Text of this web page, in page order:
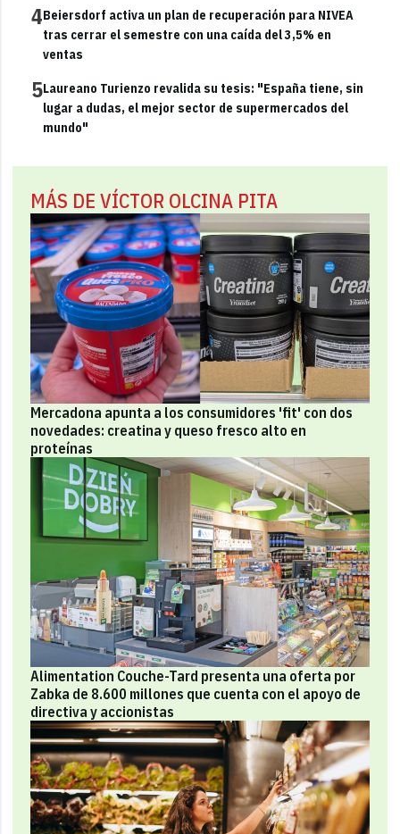
4Beiersdorf activa un plan de recuperación para NIVEA
tras cerrar el semestre con una caída del 3,5% en
ventas
5Laureano Turienzo revalida su tesis: "España tiene, sin
lugar a dudas, el mejor sector de supermercados del
mundo"
MÁS DE VÍCTOR OLCINA PITA
Mercadona apunta a los consumidores 'fit' con dos
novedades: creatina y queso fresco alto en
proteínas
Alimentation Couche-Tard presenta una oferta por
Zabka de 8.600 millones que cuenta con el apoyo de
directiva y accionistas